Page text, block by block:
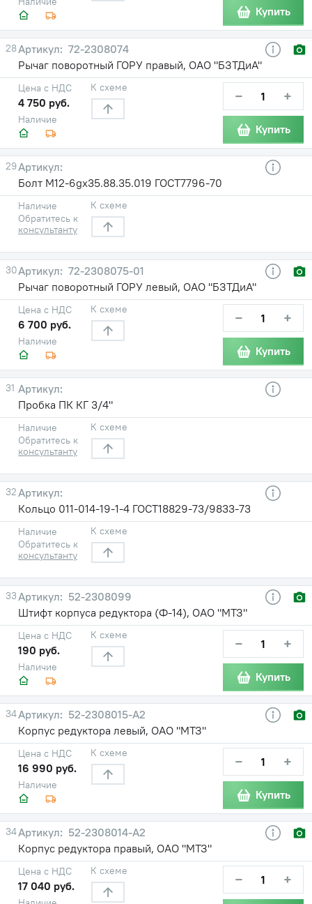
Купить
28
72-2308074
Рычаг поворотный ГОРУ правый, ОАО "БЗТДиА"
Наличие
Цена с НДС
4 750 руб.
К схеме − +
Купить
29
Болт М12-6gх35.88.35.019 ГОСТ7796-70
Наличие
Обратитесь к
консультанту
К схеме
30
72-2308075-01
Рычаг поворотный ГОРУ левый, ОАО "БЗТДиА"
Наличие
Цена с НДС
6 700 руб.
К схеме − +
Купить
31
Пробка ПК КГ 3/4"
Наличие
Обратитесь к
консультанту
К схеме
32
Кольцо 011-014-19-1-4 ГОСТ18829-73/9833-73
Наличие
Обратитесь к
консультанту
К схеме
33
52-2308099
Штифт корпуса редуктора (Ф-14), ОАО "МТЗ"
Наличие
Цена с НДС
190 руб.
К схеме − +
Купить
34
52-2308015-А2
Корпус редуктора левый, ОАО "МТЗ"
Наличие
Цена с НДС
16 990 руб.
К схеме − +
Купить
34
52-2308014-А2
Корпус редуктора правый, ОАО "МТЗ"
Цена с НДС
17 040 руб.
К схеме − +